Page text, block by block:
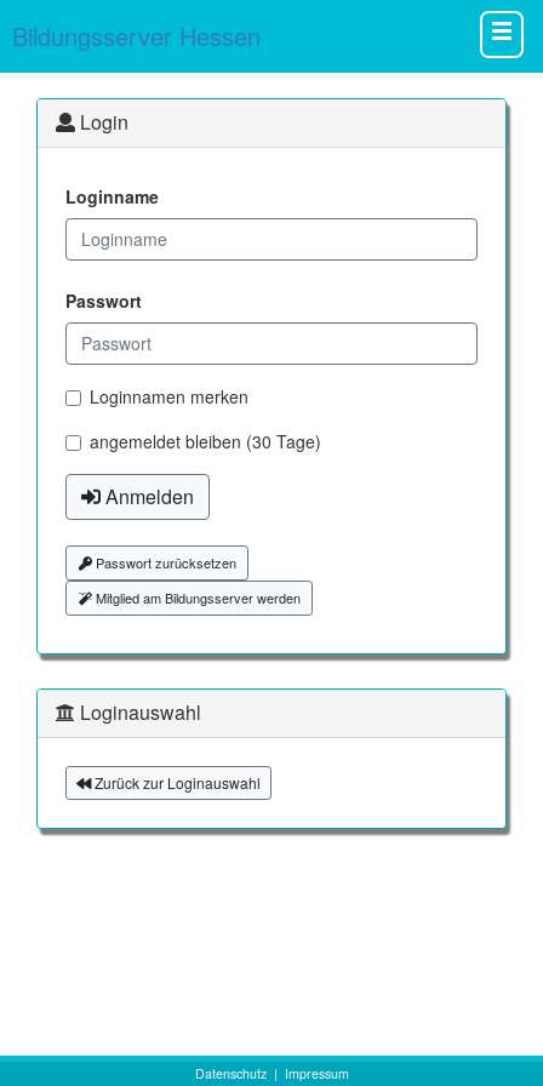
Bildungsserver Hessen
Login
Loginname
Passwort
Loginnamen merken
angemeldet bleiben (30 Tage)
Anmelden
Passwort zurücksetzen
Mitglied am Bildungsserver werden
Loginauswahl
Zurück zur Loginauswahl
Datenschutz| Impressum